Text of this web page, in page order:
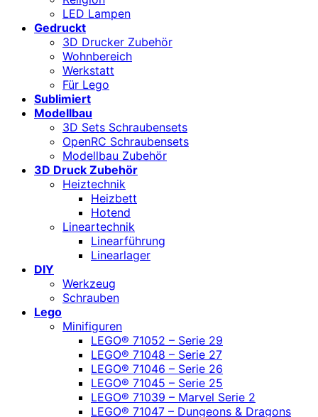
LED Lampen
Gedruckt
3D Drucker Zubehör
Wohnbereich
Werkstatt
Für Lego
Sublimiert
Modellbau
3D Sets Schraubensets
OpenRC Schraubensets
Modellbau Zubehör
3D Druck Zubehör
Heiztechnik
Heizbett
Hotend
Lineartechnik
Linearführung
Linearlager
DIY
Werkzeug
Schrauben
Lego
Minifiguren
LEGO® 71052 – Serie 29
LEGO® 71048 – Serie 27
LEGO® 71046 – Serie 26
LEGO® 71045 – Serie 25
LEGO® 71039 – Marvel Serie 2
LEGO® 71047 – Dungeons & Dragons